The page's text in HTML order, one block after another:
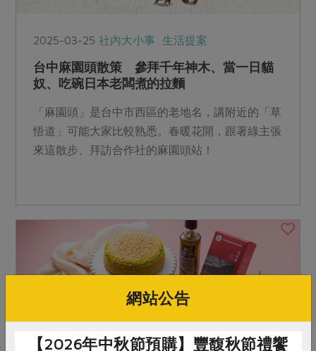
2025-03-25社內大小事 生活提案
台中麻園頭散策 參拜千年神木、當一日貓
奴、吃碗日本老闆煮的拉麵
「麻園頭」是台中市西區的老地名，講附近的「草
悟道」可能大家比較熟悉。春暖花開，跟著綠主張
來這散步、拜訪合作社的麻園頭站！
網站公告
【2026年中秋節預購】豐馥秋節禮饗